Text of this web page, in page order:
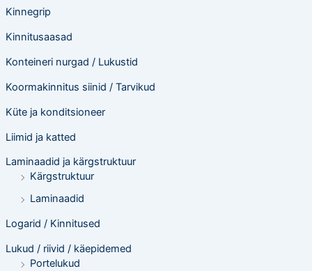
Kinnegrip
Kinnitusaasad
Konteineri nurgad / Lukustid
Koormakinnitus siinid / Tarvikud
Küte ja konditsioneer
Liimid ja katted
Laminaadid ja kärgstruktuur
Kärgstruktuur
Laminaadid
Logarid / Kinnitused
Lukud / riivid / käepidemed
Portelukud